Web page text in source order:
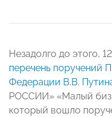
Незадолго до этого,
перечень поручений
Федерации В.В.
РОССИИ» «Малый
который вошло